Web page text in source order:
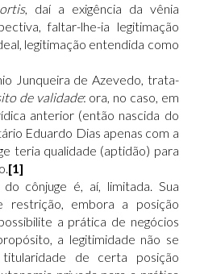
, daí a exigência da vênia
faltar-lhe-ia legitimação
legitimação entendida como
Junqueira de Azevedo, trata-
de validade: ora, no caso, em
anterior (então nascida do
Eduardo Dias apenas com a
teria qualidade (aptidão) para
[1]
cônjuge é, aí, limitada. Sua
restrição, embora a posição
a prática de negócios
a legitimidade não se
de certa posição